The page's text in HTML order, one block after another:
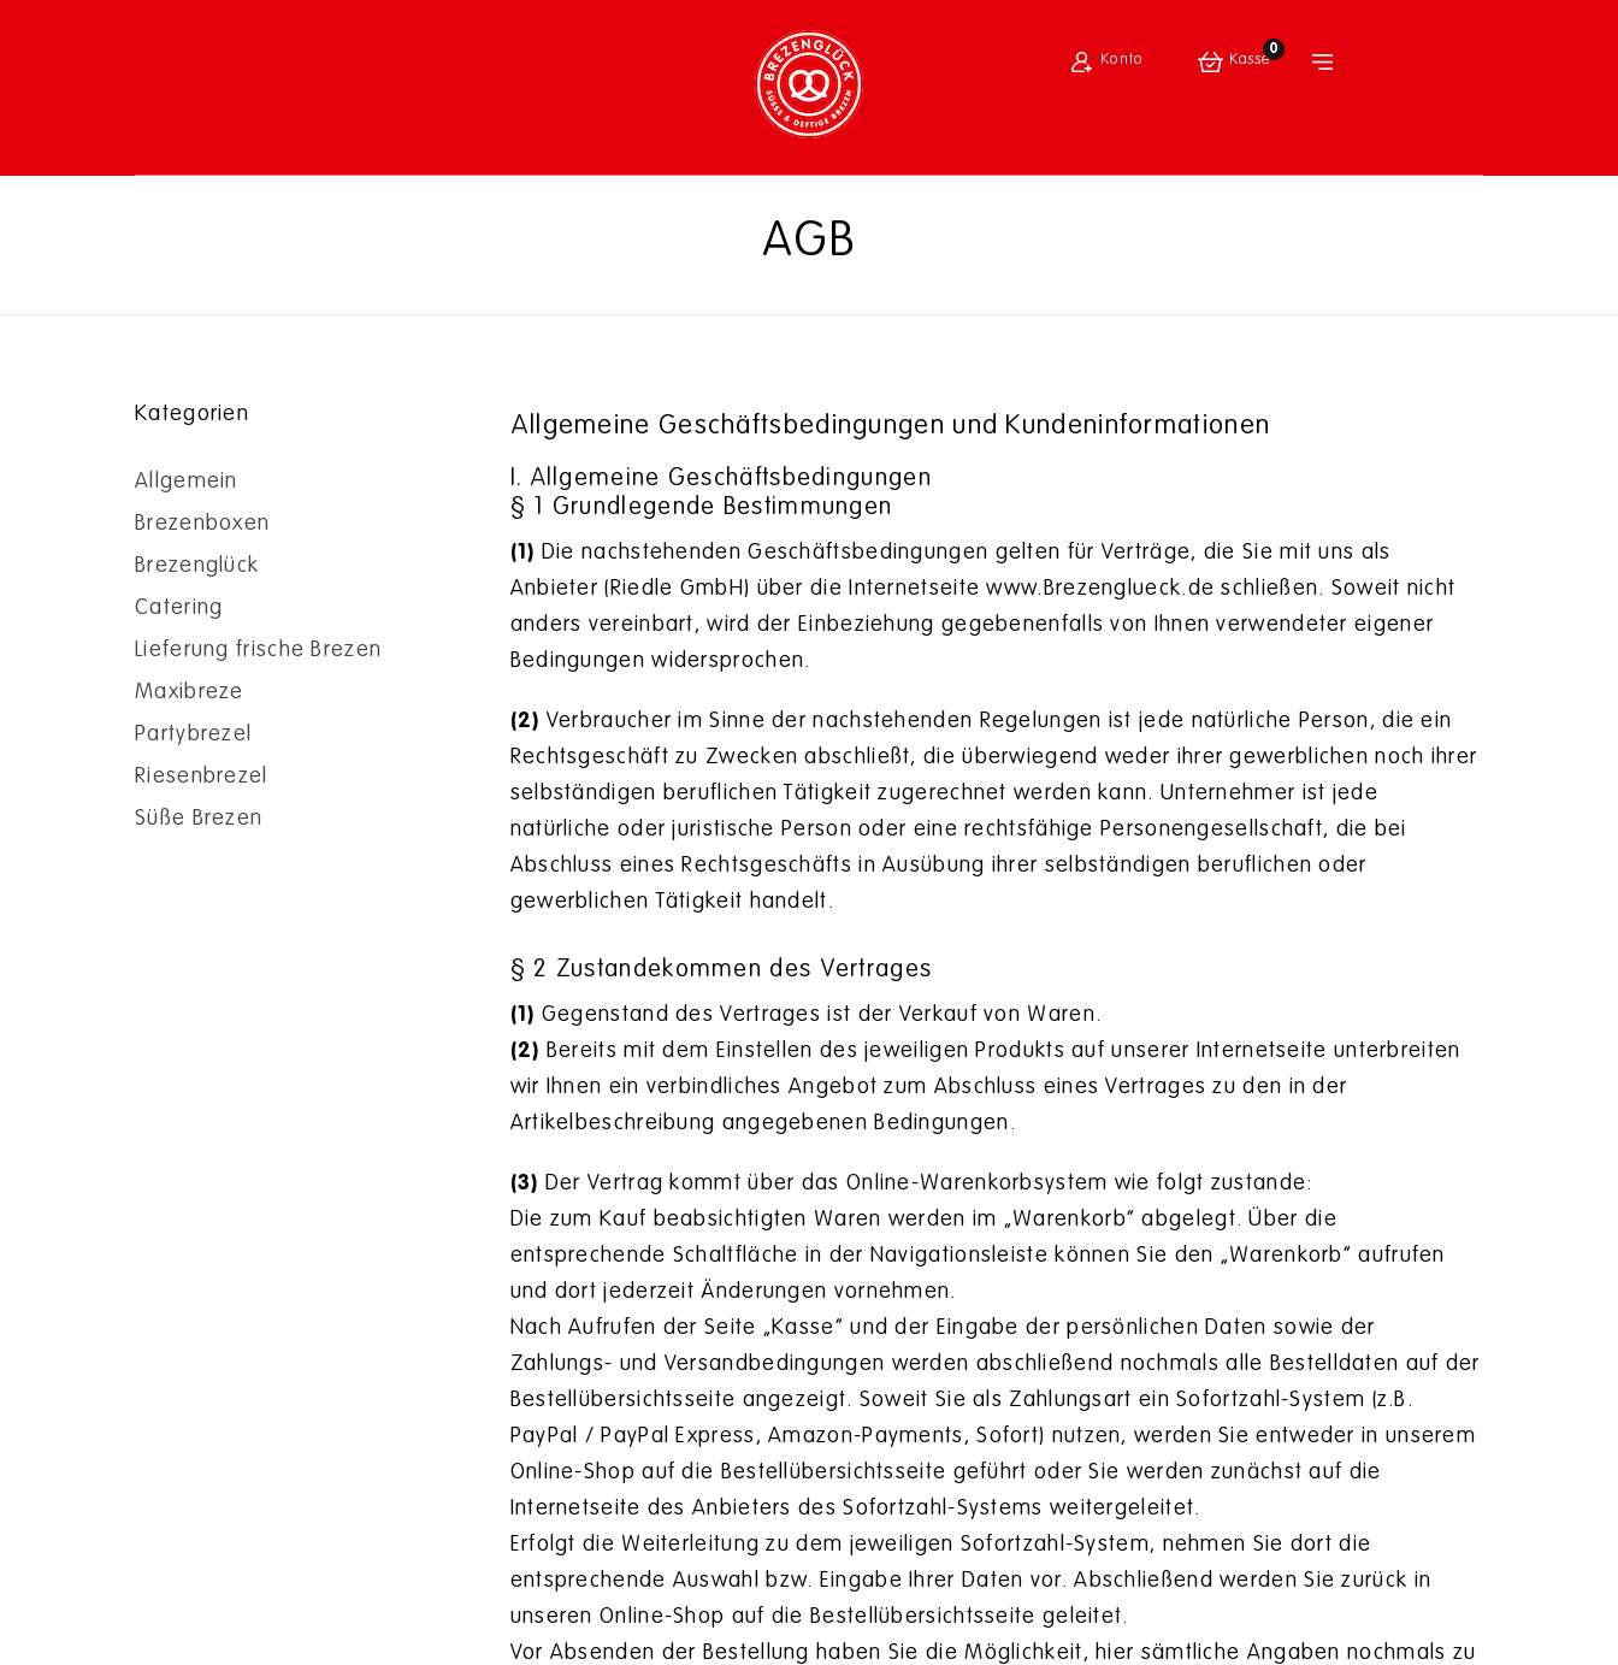
Kasse
0
Konto
AGB
Allgemeine Geschäftsbedingungen und Kundeninformationen
I. Allgemeine Geschäftsbedingungen
§ 1 Grundlegende Bestimmungen
(1) Die nachstehenden Geschäftsbedingungen gelten für Verträge, die Sie mit uns als
Anbieter (Riedle GmbH) über die Internetseite www.Brezenglueck.de schließen. Soweit nicht
anders vereinbart, wird der Einbeziehung gegebenenfalls von Ihnen verwendeter eigener
Bedingungen widersprochen.
(2) Verbraucher im Sinne der nachstehenden Regelungen ist jede natürliche Person, die ein
Rechtsgeschäft zu Zwecken abschließt, die überwiegend weder ihrer gewerblichen noch ihrer
selbständigen beruflichen Tätigkeit zugerechnet werden kann. Unternehmer ist jede
natürliche oder juristische Person oder eine rechtsfähige Personengesellschaft, die bei
Abschluss eines Rechtsgeschäfts in Ausübung ihrer selbständigen beruflichen oder
gewerblichen Tätigkeit handelt.
§ 2 Zustandekommen des Vertrages
(1) Gegenstand des Vertrages ist der Verkauf von Waren.
(2) Bereits mit dem Einstellen des jeweiligen Produkts auf unserer Internetseite unterbreiten
wir Ihnen ein verbindliches Angebot zum Abschluss eines Vertrages zu den in der
Artikelbeschreibung angegebenen Bedingungen.
(3) Der Vertrag kommt über das Online-Warenkorbsystem wie folgt zustande:
Die zum Kauf beabsichtigten Waren werden im „Warenkorb“ abgelegt. Über die
entsprechende Schaltfläche in der Navigationsleiste können Sie den „Warenkorb“ aufrufen
und dort jederzeit Änderungen vornehmen.
Nach Aufrufen der Seite „Kasse“ und der Eingabe der persönlichen Daten sowie der
Zahlungs- und Versandbedingungen werden abschließend nochmals alle Bestelldaten auf der
Bestellübersichtsseite angezeigt. Soweit Sie als Zahlungsart ein Sofortzahl-System (z.B.
PayPal / PayPal Express, Amazon-Payments, Sofort) nutzen, werden Sie entweder in unserem
Online-Shop auf die Bestellübersichtsseite geführt oder Sie werden zunächst auf die
Internetseite des Anbieters des Sofortzahl-Systems weitergeleitet.
Erfolgt die Weiterleitung zu dem jeweiligen Sofortzahl-System, nehmen Sie dort die
entsprechende Auswahl bzw. Eingabe Ihrer Daten vor. Abschließend werden Sie zurück in
unseren Online-Shop auf die Bestellübersichtsseite geleitet.
Vor Absenden der Bestellung haben Sie die Möglichkeit, hier sämtliche Angaben nochmals zu
Kategorien
Allgemein
Brezenboxen
Brezenglück
Catering
Lieferung frische Brezen
Maxibreze
Partybrezel
Riesenbrezel
Süße Brezen